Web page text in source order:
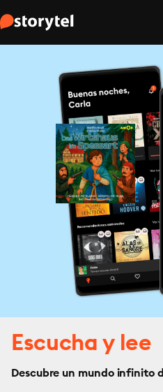
Escucha y lee
Descubre un mundo infinito